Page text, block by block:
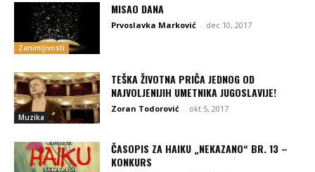
Zanimljivosti
MISAO DANA
Prvoslavka Marković - dec 10, 2017
Muzika
TEŠKA ŽIVOTNA PRIČA JEDNOG OD
NAJVOLJENIJIH UMETNIKA JUGOSLAVIJE!
Zoran Todorović - okt 5, 2017
ČASOPIS ZA HAIKU „NEKAZANO“ BR. 13 –
KONKURS